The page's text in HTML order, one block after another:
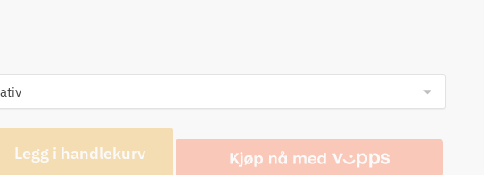
Legg i handlekurv